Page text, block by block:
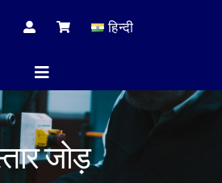
हिन्दी
Toggle
Navigation
जोड़